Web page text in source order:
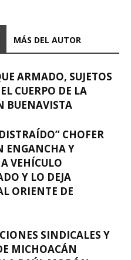
MÁS DEL AUTOR
ARMADO, SUJETOS
CUERPO DE LA
BUENAVISTA
CHOFER
ENGANCHA Y
VEHÍCULO
Y LO DEJA
ORIENTE DE
SINDICALES Y
MICHOACÁN